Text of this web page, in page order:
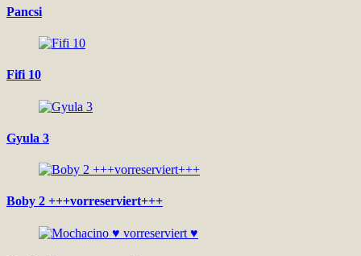
Pancsi
Fifi 10
Gyula 3
Boby 2 +++vorreserviert+++